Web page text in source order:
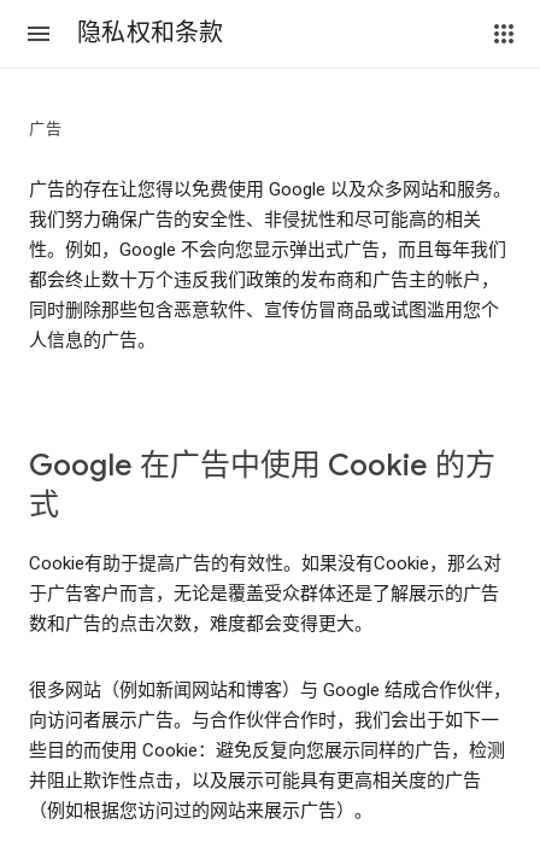
隐私权和条款
广告
广告的存在让您得以免费使用 Google 以及众多网站和服务。
我们努力确保广告的安全性、非侵扰性和尽可能高的相关
性。例如，Google 不会向您显示弹出式广告，而且每年我们
都会终止数十万个违反我们政策的发布商和广告主的帐户，
同时删除那些包含恶意软件、宣传仿冒商品或试图滥用您个
人信息的广告。
Google 在广告中使用 Cookie 的方
式
Cookie有助于提高广告的有效性。如果没有Cookie，那么对
于广告客户而言，无论是覆盖受众群体还是了解展示的广告
数和广告的点击次数，难度都会变得更大。
很多网站（例如新闻网站和博客）与 Google 结成合作伙伴，
向访问者展示广告。与合作伙伴合作时，我们会出于如下一
些目的而使用 Cookie：避免反复向您展示同样的广告，检测
并阻止欺诈性点击，以及展示可能具有更高相关度的广告
（例如根据您访问过的网站来展示广告）。